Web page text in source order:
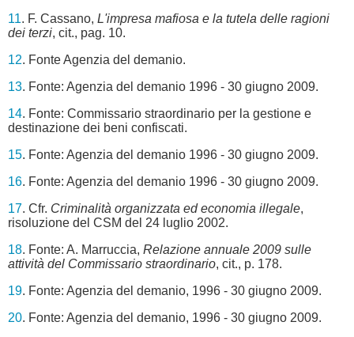
11. F. Cassano, L'impresa mafiosa e la tutela delle ragioni
dei terzi, cit., pag. 10.
12. Fonte Agenzia del demanio.
13. Fonte: Agenzia del demanio 1996 - 30 giugno 2009.
14. Fonte: Commissario straordinario per la gestione e
destinazione dei beni confiscati.
15. Fonte: Agenzia del demanio 1996 - 30 giugno 2009.
16. Fonte: Agenzia del demanio 1996 - 30 giugno 2009.
17. Cfr. Criminalità organizzata ed economia illegale,
risoluzione del CSM del 24 luglio 2002.
18. Fonte: A. Marruccia, Relazione annuale 2009 sulle
attività del Commissario straordinario, cit., p. 178.
19. Fonte: Agenzia del demanio, 1996 - 30 giugno 2009.
20. Fonte: Agenzia del demanio, 1996 - 30 giugno 2009.